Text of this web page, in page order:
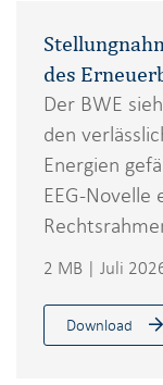
des
Der BWE
den
Energien
EEG-Novelle
2 MB | Juli
Download